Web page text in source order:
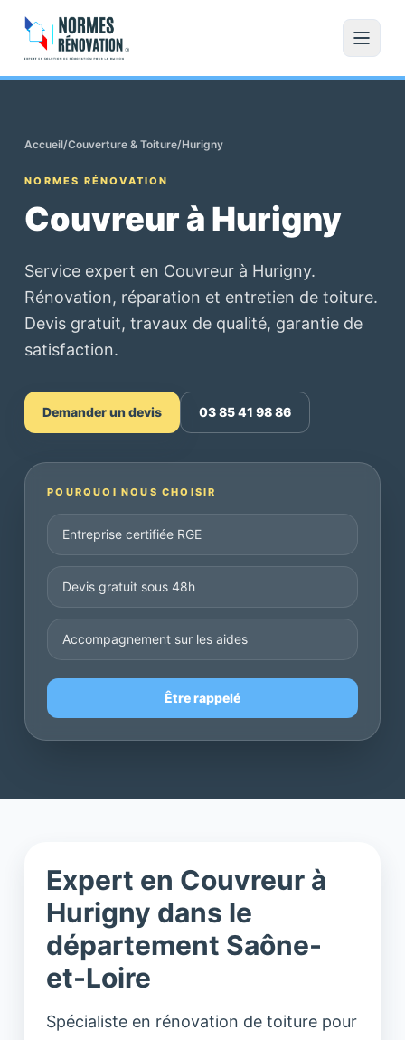
Accueil/Couverture & Toiture/Hurigny
NORMES RÉNOVATION
Couvreur à Hurigny
Service expert en Couvreur à Hurigny.
Rénovation, réparation et entretien de toiture.
Devis gratuit, travaux de qualité, garantie de
satisfaction.
Demander un devis 03 85 41 98 86
POURQUOI NOUS CHOISIR
Entreprise certifiée RGE
Devis gratuit sous 48h
Accompagnement sur les aides
Être rappelé
Expert en Couvreur à
Hurigny dans le
département Saône-
et-Loire
Spécialiste en rénovation de toiture pour